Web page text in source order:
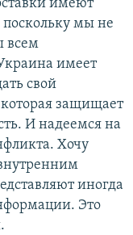
имеют
поскольку мы не
всем
имеет
свой
защищает
И надеемся на
Хочу
иногда
Это